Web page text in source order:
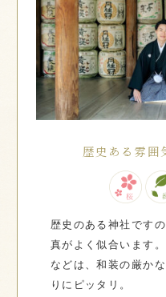
歴史ある雰囲
歴史のある神社です
真がよく似合います。
などは、和装の厳か
りにピッタリ。